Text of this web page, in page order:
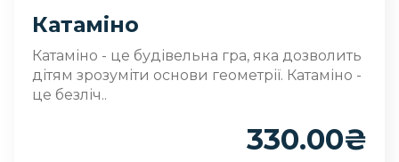
Катаміно
Катаміно - це будівельна гра, яка дозволить
дітям зрозуміти основи геометрії. Катаміно -
це безліч..
330.00₴